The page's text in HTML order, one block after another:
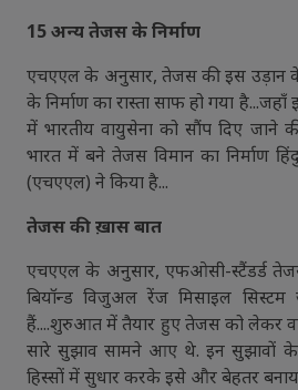
15 अन्य तेजस के निर्माण
एचएएल के अनुसार, तेजस की इस उड़ान
के निर्माण का रास्ता साफ हो गया है...जहाँ
में भारतीय वायुसेना को सौंप दिए जाने
भारत में बने तेजस विमान का निर्माण
(एचएएल) ने किया है...
तेजस की ख़ास बात
एचएएल के अनुसार, एफओसी-स्टैंडर्ड
बियॉन्ड विजुअल रेंज मिसाइल
हैं....शुरुआत में तैयार हुए तेजस को लेकर
सारे सुझाव सामने आए थे. इन
हिस्सों में सुधार करके इसे और बेहतर